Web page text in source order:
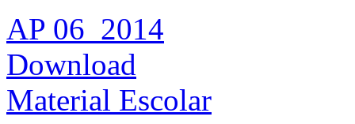
AP 06_2014
Download
Material Escolar